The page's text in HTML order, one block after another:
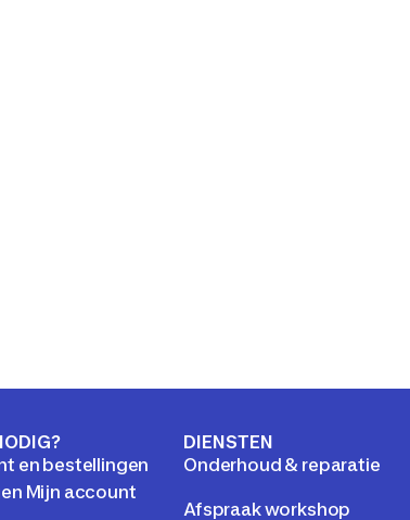
en bestellingen
Mijn account
DIENSTEN
Onderhoud & reparatie
Afspraak workshop